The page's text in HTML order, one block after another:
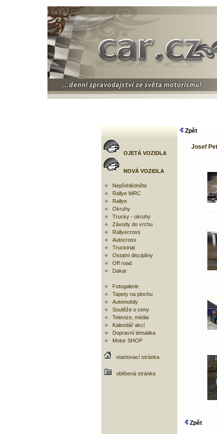
OJETÁ VOZIDLA
NOVÁ VOZIDLA
Nepřehlédněte
Rallye WRC
Rallye
Okruhy
Trucky - okruhy
Závody do vrchu
Rallyecross
Autocross
Trucktrial
Ostatní disciplíny
Off road
Dakar
Fotogalerie
Tapety na plochu
Automobily
Soutěže o ceny
Televize, média
Kalendář akcí
Dopravní tématika
Motor SHOP
startovací stránka
oblíbená stránka
Zpět
Josef
Zpět